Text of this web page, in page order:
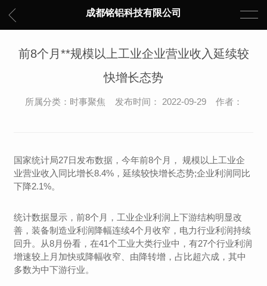
成都铭铝科技有限公司
前8个月**规模以上工业企业营业收入延续较
快增长态势
所属分类：时事聚焦 发布时间： 2022-09-29 作者：
国家统计局27日发布数据，今年前8个月， 规模以上工业企
业营业收入同比增长8.4%，延续较快增长态势;企业利润同比
下降2.1%。
统计数据显示，前8个月，工业企业利润上下游结构明显改
善，装备制造业利润降幅连续4个月收窄，电力行业利润持续
回升。从8月份看，在41个工业大类行业中，有27个行业利润
增速较上月加快或降幅收窄、由降转增，占比超六成，其中
多数为中下游行业。